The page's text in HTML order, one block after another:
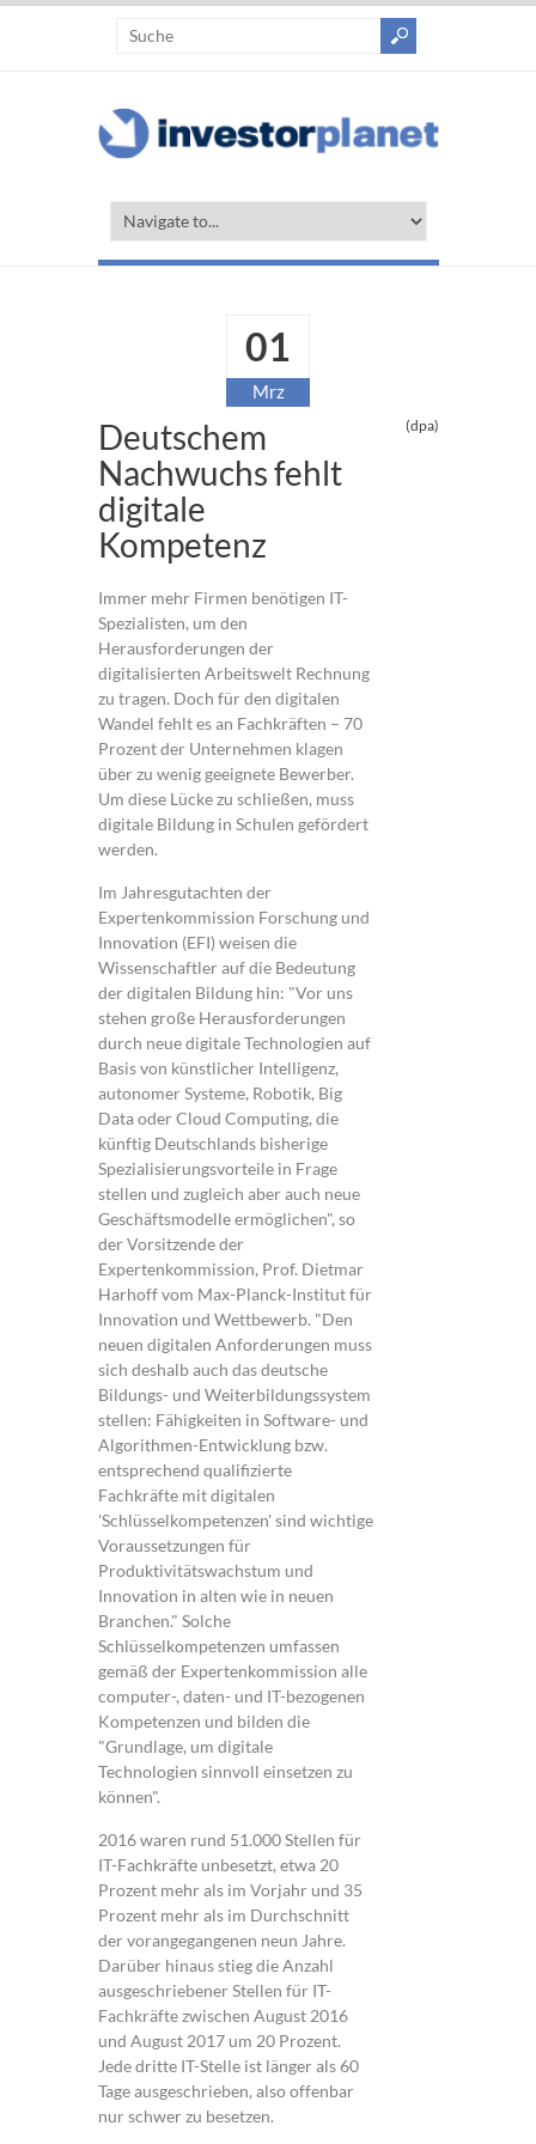
01
Mrz
Deutschem
Nachwuchs fehlt
digitale
Kompetenz
(dpa)
Immer mehr Firmen benötigen IT-
Spezialisten, um den
Herausforderungen der
digitalisierten Arbeitswelt Rechnung
zu tragen. Doch für den digitalen
Wandel fehlt es an Fachkräften – 70
Prozent der Unternehmen klagen
über zu wenig geeignete Bewerber.
Um diese Lücke zu schließen, muss
digitale Bildung in Schulen gefördert
werden.
Im Jahresgutachten der
Expertenkommission Forschung und
Innovation (EFI) weisen die
Wissenschaftler auf die Bedeutung
der digitalen Bildung hin: "Vor uns
stehen große Herausforderungen
durch neue digitale Technologien auf
Basis von künstlicher Intelligenz,
autonomer Systeme, Robotik, Big
Data oder Cloud Computing, die
künftig Deutschlands bisherige
Spezialisierungsvorteile in Frage
stellen und zugleich aber auch neue
Geschäftsmodelle ermöglichen", so
der Vorsitzende der
Expertenkommission, Prof. Dietmar
Harhoff vom Max-Planck-Institut für
Innovation und Wettbewerb. "Den
neuen digitalen Anforderungen muss
sich deshalb auch das deutsche
Bildungs- und Weiterbildungssystem
stellen: Fähigkeiten in Software- und
Algorithmen-Entwicklung bzw.
entsprechend qualifizierte
Fachkräfte mit digitalen
'Schlüsselkompetenzen' sind wichtige
Voraussetzungen für
Produktivitätswachstum und
Innovation in alten wie in neuen
Branchen." Solche
Schlüsselkompetenzen umfassen
gemäß der Expertenkommission alle
computer-, daten- und IT-bezogenen
Kompetenzen und bilden die
"Grundlage, um digitale
Technologien sinnvoll einsetzen zu
können".
2016 waren rund 51.000 Stellen für
IT-Fachkräfte unbesetzt, etwa 20
Prozent mehr als im Vorjahr und 35
Prozent mehr als im Durchschnitt
der vorangegangenen neun Jahre.
Darüber hinaus stieg die Anzahl
ausgeschriebener Stellen für IT-
Fachkräfte zwischen August 2016
und August 2017 um 20 Prozent.
Jede dritte IT-Stelle ist länger als 60
Tage ausgeschrieben, also offenbar
nur schwer zu besetzen.